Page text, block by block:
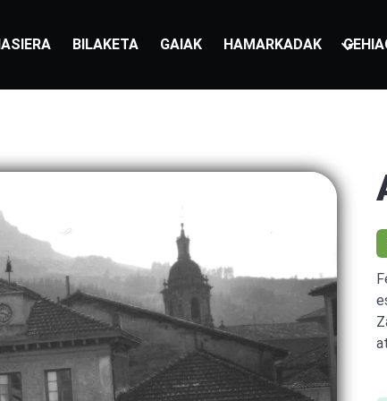
BILAKETA GAIAK HAMARKADAK